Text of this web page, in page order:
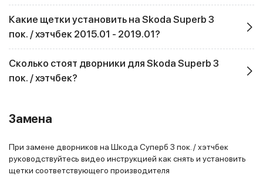
Какие щетки установить на Skoda Superb 3
пок. / хэтчбек 2015.01 - 2019.01?
Сколько стоят дворники для Skoda Superb 3
пок. / хэтчбек?
Замена
При замене дворников на Шкода Суперб 3 пок. / хэтчбек
руководствуйтесь видео инструкцией как снять и установить
щетки соответствующего производителя